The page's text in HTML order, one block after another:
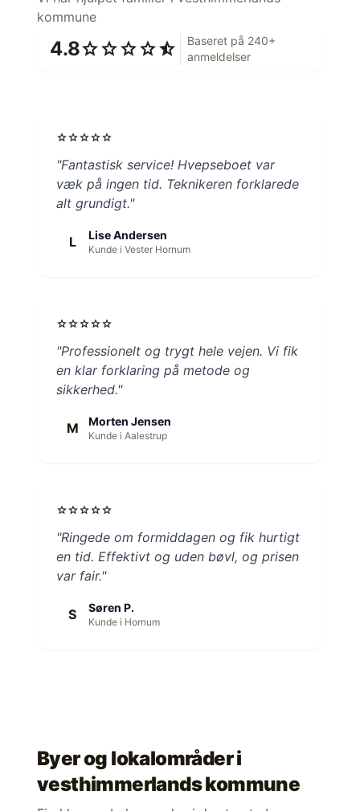
kommune
4.8starstarstarstarstar_half
Baseret på 240+
anmeldelser
starstarstarstarstar
"Fantastisk service! Hvepseboet var
væk på ingen tid. Teknikeren forklarede
alt grundigt."
L Lise Andersen
Kunde i Vester Hornum
starstarstarstarstar
"Professionelt og trygt hele vejen. Vi fik
en klar forklaring på metode og
sikkerhed."
M Morten Jensen
Kunde i Aalestrup
starstarstarstarstar
"Ringede om formiddagen og fik hurtigt
en tid. Effektivt og uden bøvl, og prisen
var fair."
S Søren P.
Kunde i Hornum
Byer og lokalområder i
vesthimmerlands kommune